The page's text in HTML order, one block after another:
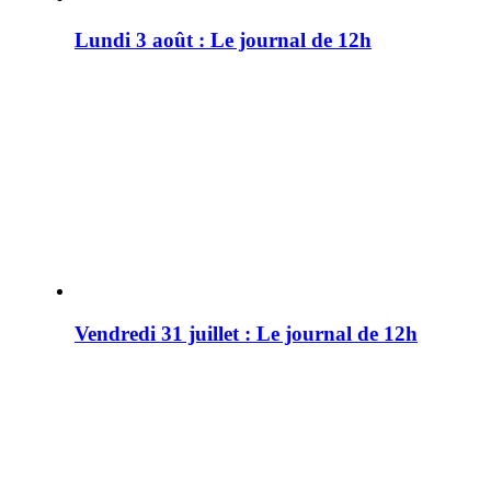
Lundi 3 août : Le journal de 12h
Vendredi 31 juillet : Le journal de 12h